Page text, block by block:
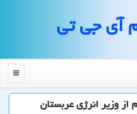
آی جی تی
منو
وزیر انرژی عربستان